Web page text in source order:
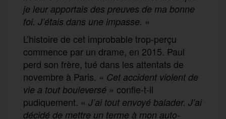
je leur apportais des preuves de ma bonne
foi. J’étais dans une impasse. »
L’histoire de cet improbable trop-perçu
commence par un drame, en 2015. Paul
perd son frère, tué dans les attentats de
novembre à Paris. « Cet accident violent de
vie a tout bouleversé » confie-t-il
pudiquement. « J’ai tout envoyé balader. J’ai
décidé de mettre un terme à mon auto-